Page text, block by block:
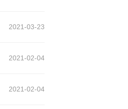
2021-03-23
2021-02-04
2021-02-04